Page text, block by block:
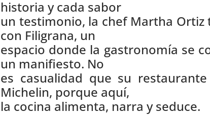
historia y cada sabor
un testimonio, la chef Martha
con Filigrana, un
espacio donde la gastronomía se
un manifiesto. No
es casualidad que su
Michelin, porque aquí,
la cocina alimenta, narra y seduce.